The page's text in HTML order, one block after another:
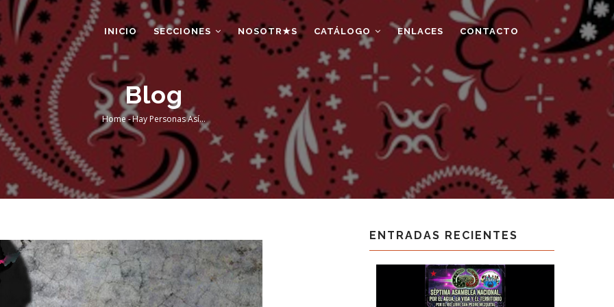
INICIO SECCIONES NOSOTR★S CATÁLOGO ENLACES CONTACTO
Blog
Breadcrumb
Home-Hay Personas Así…
ENTRADAS RECIENTES